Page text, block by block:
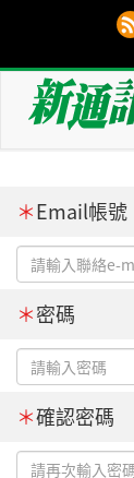
＊Email帳號
＊密碼
＊確認密碼